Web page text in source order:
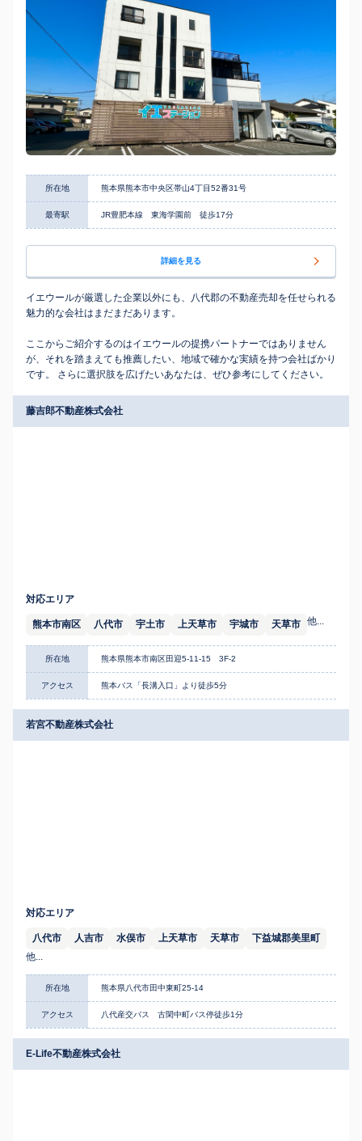
所在地 熊本県熊本市中央区帯山4丁目52番31号
最寄駅 JR豊肥本線 東海学園前 徒歩17分
詳細を見る
イエウールが厳選した企業以外にも、八代郡の不動産売却を任せられる
魅力的な会社はまだまだあります。
ここからご紹介するのはイエウールの提携パートナーではありません
が、それを踏まえても推薦したい、地域で確かな実績を持つ会社ばかり
です。 さらに選択肢を広げたいあなたは、ぜひ参考にしてください。
藤吉郎不動産株式会社
対応エリア
熊本市南区 八代市 宇土市 上天草市 宇城市 天草市 他...
所在地 熊本県熊本市南区田迎5-11-15 3F-2
アクセス 熊本バス「長溝入口」より徒歩5分
若宮不動産株式会社
対応エリア
八代市 人吉市 水俣市 上天草市 天草市
下益城郡美里町
他...
所在地 熊本県八代市田中東町25-14
アクセス 八代産交バス 古閑中町バス停徒歩1分
E-Life不動産株式会社